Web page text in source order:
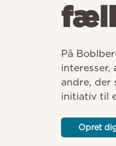
På
interesser,
andre, der
initiativ til
Opret